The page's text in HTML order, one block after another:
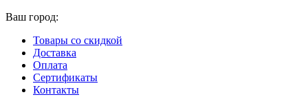
Ваш город:
Товары со скидкой
Доставка
Оплата
Сертификаты
Контакты